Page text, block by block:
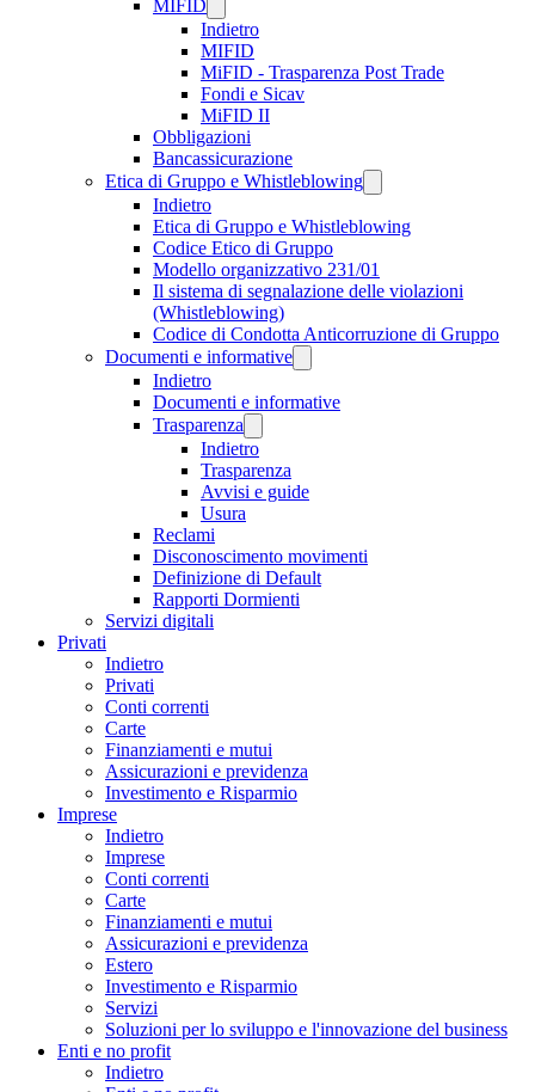
MIFID
Indietro
MIFID
MiFID - Trasparenza Post Trade
Fondi e Sicav
MiFID II
Obbligazioni
Bancassicurazione
Etica di Gruppo e Whistleblowing
Indietro
Etica di Gruppo e Whistleblowing
Codice Etico di Gruppo
Modello organizzativo 231/01
Il sistema di segnalazione delle violazioni
(Whistleblowing)
Codice di Condotta Anticorruzione di Gruppo
Documenti e informative
Indietro
Documenti e informative
Trasparenza
Indietro
Trasparenza
Avvisi e guide
Usura
Reclami
Disconoscimento movimenti
Definizione di Default
Rapporti Dormienti
Servizi digitali
Privati
Indietro
Privati
Conti correnti
Carte
Finanziamenti e mutui
Assicurazioni e previdenza
Investimento e Risparmio
Imprese
Indietro
Imprese
Conti correnti
Carte
Finanziamenti e mutui
Assicurazioni e previdenza
Estero
Investimento e Risparmio
Servizi
Soluzioni per lo sviluppo e l'innovazione del business
Enti e no profit
Indietro